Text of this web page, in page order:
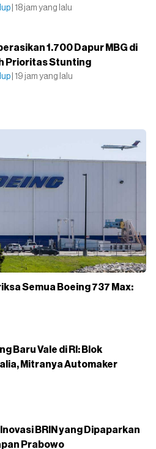
| 18 jam yang lalu
1.700 Dapur MBG di
Prioritas Stunting
| 19 jam yang lalu
Semua Boeing 737 Max:
Baru Vale di RI: Blok
Mitranya Automaker
BRIN yang Dipaparkan
Prabowo